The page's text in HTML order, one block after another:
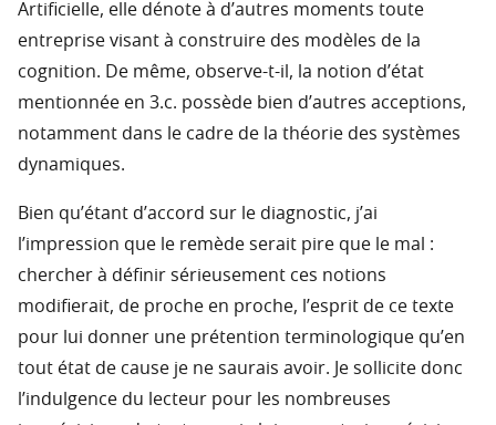
Artificielle, elle dénote à d’autres moments toute
entreprise visant à construire des modèles de la
cognition. De même, observe-t-il, la notion d’état
mentionnée en 3.c. possède bien d’autres acceptions,
notamment dans le cadre de la théorie des systèmes
dynamiques.
Bien qu’étant d’accord sur le diagnostic, j’ai
l’impression que le remède serait pire que le mal :
chercher à définir sérieusement ces notions
modifierait, de proche en proche, l’esprit de ce texte
pour lui donner une prétention terminologique qu’en
tout état de cause je ne saurais avoir. Je sollicite donc
l’indulgence du lecteur pour les nombreuses